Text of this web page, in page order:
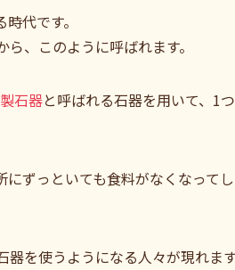
代です。
、このように呼ばれます。
石器と呼ばれる石器を用いて、1
ずっといても食料がなくなって
器を使うようになる人々が現れま